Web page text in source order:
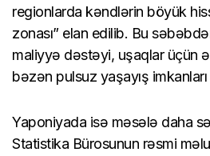
regionlarda kəndlərin böyük
zonası” elan edilib. Bu
maliyyə dəstəyi, uşaqlar üçün
bəzən pulsuz yaşayış
Yaponiyada isə məsələ daha
Statistika Bürosunun rəsmi